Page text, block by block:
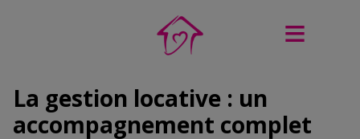
La gestion locative : un
accompagnement complet